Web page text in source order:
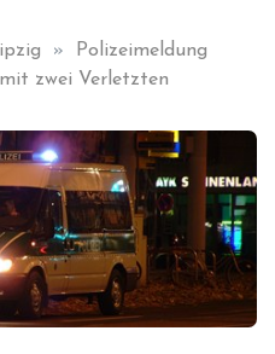
»
Polizeimeldung
zwei Verletzten